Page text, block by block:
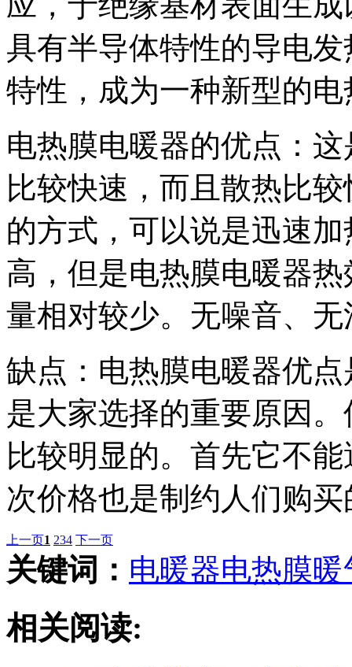
具有半导体特性的导电
特性，成为一种新型的
电热膜电暖器的优点：
比较快速，而且散热比
的方式，可以说是迅速
高，但是电热膜电暖器
量相对较少。无噪音、
缺点：电热膜电暖器优
是大家选择的重要原因
比较明显的。首先它不
次价格也是制约人们购
上一页1 234 下一页
关键词： 电暖器电热膜暖
相关阅读: